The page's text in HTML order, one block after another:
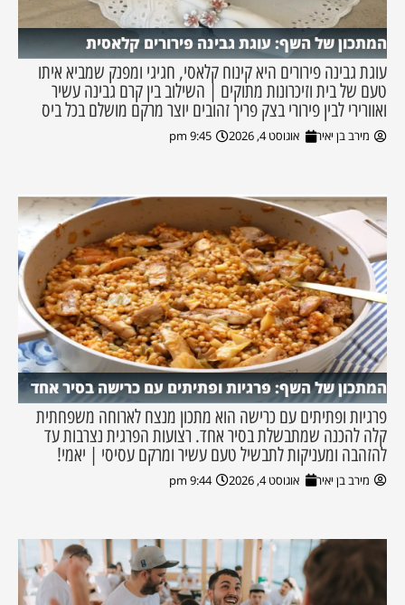
המתכון של השף: עוגת גבינה פירורים קלאסית
עוגת גבינה פירורים היא קינוח קלאסי, חגיגי ומפנק שמביא איתו
טעם של בית וזיכרונות מתוקים | השילוב בין קרם גבינה עשיר
ואוורירי לבין פירורי בצק פריך זהובים יוצר מרקם מושלם בכל ביס
מירב בן יאיר אוגוסט 4, 2026 9:45 pm
המתכון של השף: פרגיות ופתיתים עם כרישה בסיר אחד
פרגיות ופתיתים עם כרישה הוא מתכון מנצח לארוחה משפחתית
קלה להכנה שמתבשלת בסיר אחד. רצועות הפרגית נצרבות עד
להזהבה ומעניקות לתבשיל טעם עשיר ומרקם עסיסי | יאמי!
מירב בן יאיר אוגוסט 4, 2026 9:44 pm